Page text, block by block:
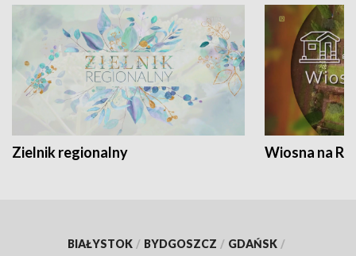
Zielnik regionalny Wiosna na
BIAŁYSTOK / BYDGOSZCZ / GDAŃSK /